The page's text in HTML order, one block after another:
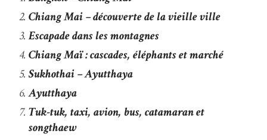
Chiang Mai – découverte de la vieille ville
Escapade dans les montagnes
Chiang Maï : cascades, éléphants et marché
Sukhothai – Ayutthaya
Ayutthaya
Tuk-tuk, taxi, avion, bus, catamaran et
songthaew